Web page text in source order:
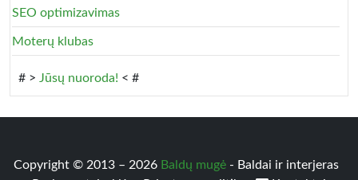
SEO optimizavimas
Moterų klubas
# > Jūsų nuoroda! < #
Copyright © 2013 – 2026 Baldų mugė - Baldai ir interjeras